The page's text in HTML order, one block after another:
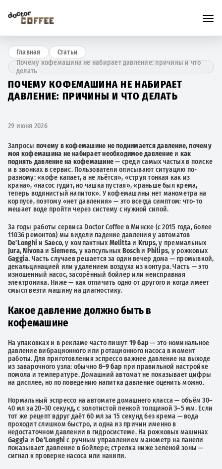
Главная
Статьи
Почему кофемашина не набирает давление: причины и что
делать
ПОЧЕМУ КОФЕМАШИНА НЕ НАБИРАЕТ
ДАВЛЕНИЕ: ПРИЧИНЫ И ЧТО ДЕЛАТЬ
29 июня 2026
Запросы почему в кофемашине не поднимается давление,почему
моя кофемашина не набирает необходимое давление и как
поднять давление на кофемашине— среди самых частых в поиске
и в звонках в сервис. Пользователи описывают ситуацию по-
разному: «кофе капает, а не льётся», «струя тонкая как из
крана», «насос гудит, но чашка пустая», «раньше был крема,
теперь водянистый напиток». У кофемашины нет манометра на
корпусе, поэтому «нет давления» — это всегда симптом: что-то
мешает воде пройти через систему с нужной силой.
За годы работы сервиса Doctor Coffee в Минске (с 2015 года, более
11036 ремонтов) мы видели падение давления у автоматов
De'Longhi и Saeco, у компактныхMelitta и Krups, у премиальных
Jura,Nivonaи Siemens, у капсульныхBoschи Philips, у рожковых
Gaggia. Часть случаев решается за один вечер дома — промывкой,
декальцинацией или удалением воздуха из контура. Часть — это
изношенный насос, засорённый бойлер или неисправная
электроника. Ниже — как отличить одно от другого и когда имеет
смысл везти машину на диагностику.
Какое давление должно быть в
кофемашине
На упаковках и в рекламе часто пишут 19 бар— это номинальное
давление вибрационного или ротационного насоса в момент
работы. Для приготовления эспрессо важнее давление на выходе
из заварочного узла: обычно 8–9 бар при правильной настройке
помола и температуре. Домашний автомат не показывает цифры
на дисплее, но по поведению напитка давление оценить можно.
Нормальный эспрессо на автомате домашнего класса — объём 30–
40 мл за 20–30 секунд, с золотистой пенкой толщиной 3–5 мм. Если
тот же рецепт вдруг даёт 60 мл за 15 секунд без крема — вода
проходит слишком быстро, и одна из причин именно в
недостаточном давлении в гидросистеме. На рожковых машинах
Gaggia иDe'Longhi с ручным управлением манометр на панели
показывает давление в бойлере; стрелка ниже зелёной зоны —
сигнал к проверке насоса или накипи.